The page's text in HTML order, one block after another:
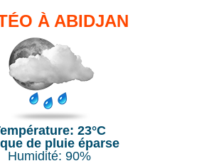
À ABIDJAN
23°C
de pluie éparse
Humidité: 90%